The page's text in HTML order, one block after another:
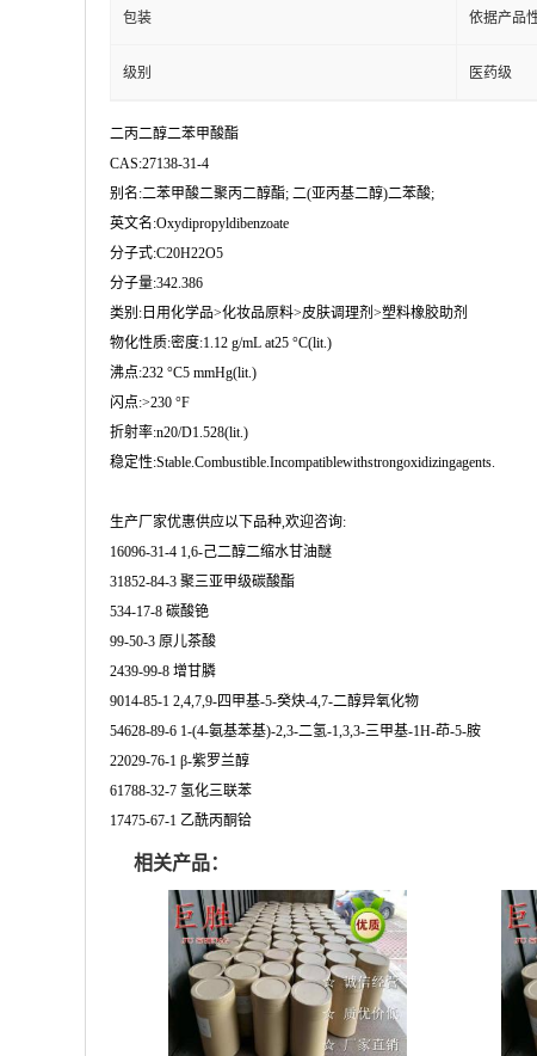
包装 依据产品
级别 医药级
二丙二醇二苯甲酸酯
CAS:27138-31-4
别名:二苯甲酸二聚丙二醇酯; 二(亚丙基二醇)二苯酸;
英文名:Oxydipropyldibenzoate
分子式:C20H22O5
分子量:342.386
类别:日用化学品>化妆品原料>皮肤调理剂>塑料橡胶助剂
物化性质:密度:1.12 g/mL at25 °C(lit.)
沸点:232 °C5 mmHg(lit.)
闪点:>230 °F
折射率:n20/D1.528(lit.)
稳定性:Stable.Combustible.Incompatiblewithstrongoxidizingagents.
生产厂家优惠供应以下品种,欢迎咨询:
16096-31-4 1,6-己二醇二缩水甘油醚
31852-84-3 聚三亚甲级碳酸酯
534-17-8 碳酸铯
99-50-3 原儿茶酸
2439-99-8 增甘膦
9014-85-1 2,4,7,9-四甲基-5-癸炔-4,7-二醇异氧化物
54628-89-6 1-(4-氨基苯基)-2,3-二氢-1,3,3-三甲基-1H-茚-5-胺
22029-76-1 β-紫罗兰醇
61788-32-7 氢化三联苯
17475-67-1 乙酰丙酮铪
相关产品：